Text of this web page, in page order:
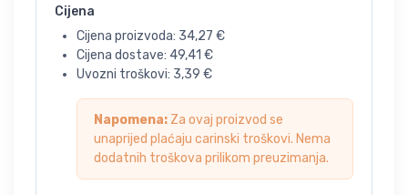
Cijena
Cijena proizvoda: 34,27 €
Cijena dostave: 49,41 €
Uvozni troškovi: 3,39 €
Napomena: Za ovaj proizvod se
unaprijed plaćaju carinski troškovi. Nema
dodatnih troškova prilikom preuzimanja.